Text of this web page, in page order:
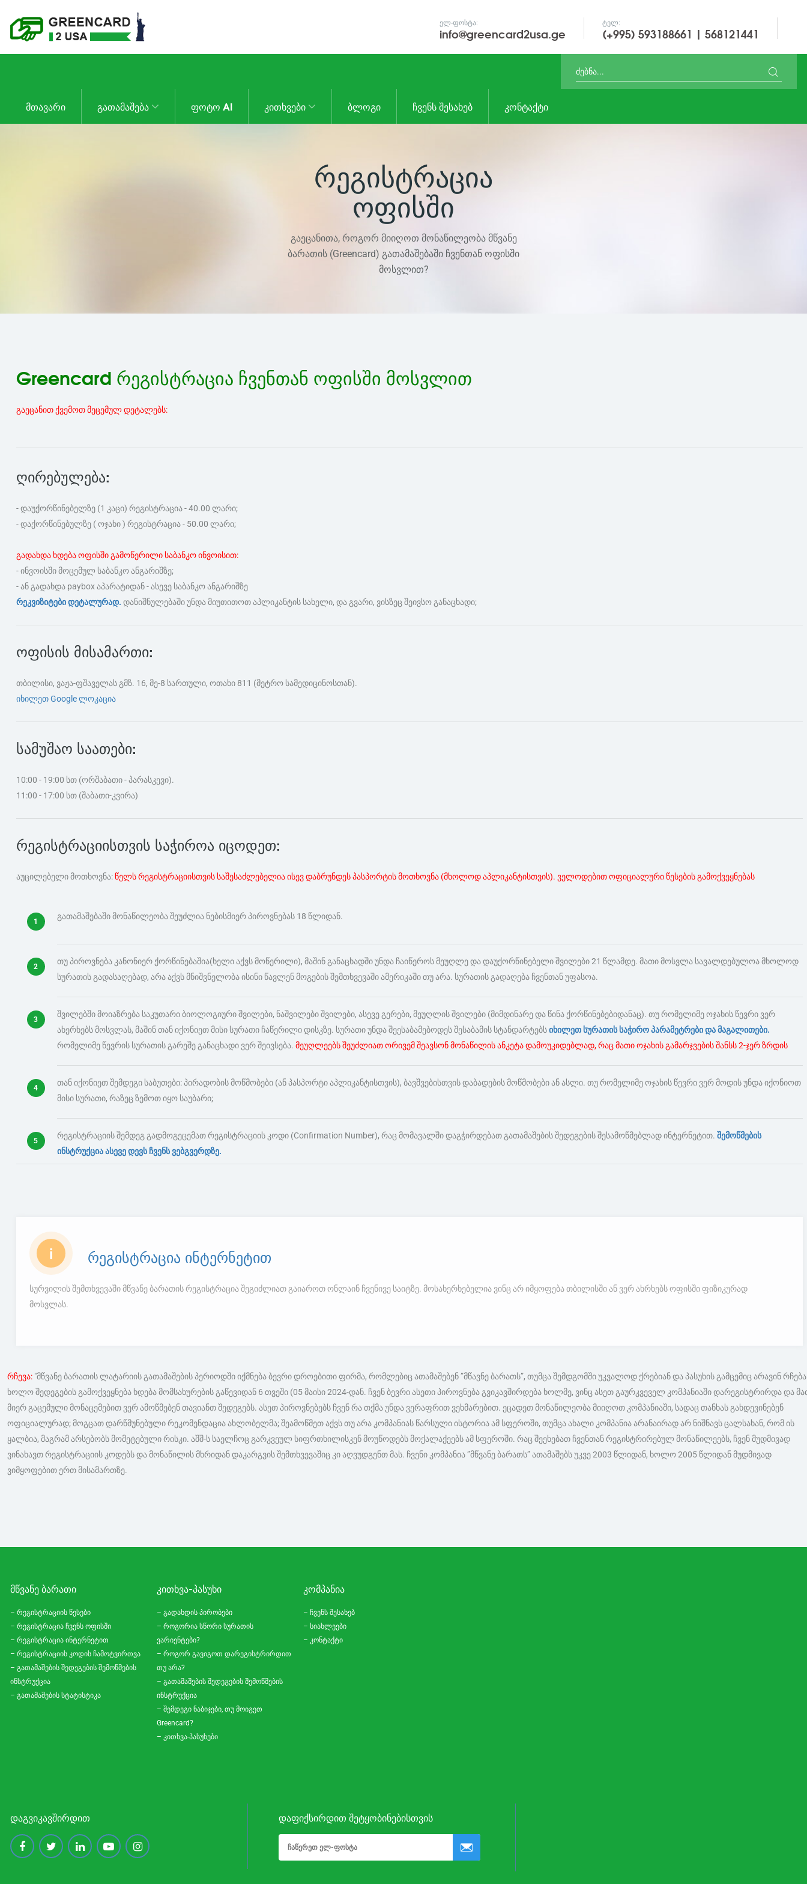
ᲔᲚ-ᲤᲝᲡᲢᲐ:
info@greencard2usa.ge
ᲢᲔᲚ:
(+995) 593188661 | 568121441
ᲛᲗᲐᲕᲐᲠᲘ ᲒᲐᲗᲐᲛᲐᲨᲔᲑᲐ ᲤᲝᲢᲝ AI ᲙᲘᲗᲮᲕᲔᲑᲘ ᲑᲚᲝᲒᲘ ᲩᲕᲔᲜᲡ ᲨᲔᲡᲐᲮᲔᲑ ᲙᲝᲜᲢᲐᲥᲢᲘ
ᲠᲔᲒᲘᲡᲢᲠᲐᲪᲘᲐ
ᲝᲤᲘᲡᲨᲘ
გაეცანითა, როგორ მიიღოთ მონაწილეობა მწვანე
ბარათის (Greencard) გათამაშებაში ჩვენთან ოფისში
მოსვლით?
Greencard რეგისტრაცია ჩვენთან ოფისში მოსვლით
გაეცანით ქვემოთ მეცემულ დეტალებს:
ღირებულება:
- დაუქორწინებელზე (1 კაცი) რეგისტრაცია - 40.00 ლარი;
- დაქორწინებულზე ( ოჯახი ) რეგისტრაცია - 50.00 ლარი;
გადახდა ხდება ოფისში გამოწერილი საბანკო ინვოისით:
- ინვოისში მოცემულ საბანკო ანგარიშზე;
- ან გადახდა paybox აპარატიდან - ასევე საბანკო ანგარიშზე
რეკვიზიტები დეტალურად. დანიშნულებაში უნდა მიუთითოთ აპლიკანტის სახელი, და გვარი, ვისზეც შეივსო განაცხადი;
ოფისის მისამართი:
თბილისი, ვაჟა-ფშაველას გმზ. 16, მე-8 სართული, ოთახი 811 (მეტრო სამედიცინოსთან).
იხილეთ Google ლოკაცია
სამუშაო საათები:
10:00 - 19:00 სთ (ორშაბათი - პარასკევი).
11:00 - 17:00 სთ (შაბათი-კვირა)
რეგისტრაციისთვის საჭიროა იცოდეთ:
აუცილებელი მოთხოვნა:წელს რეგისტრაციისთვის საშესაძლებელია ისევ დაბრუნდეს პასპორტის მოთხოვნა (მხოლოდ აპლიკანტისთვის). ველოდებით ოფიციალური წესების გამოქვეყნებას
გათამაშებაში მონაწილეობა შეუძლია ნებისმიერ პიროვნებას 18 წლიდან.
თუ პიროვნება კანონიერ ქორწინებაშია(ხელი აქვს მოწერილი), მაშინ განაცხადში უნდა ჩაიწეროს მეუღლე და დაუქორწინებელი შვილები 21 წლამდე. მათი მოსვლა სავალდებულოა მხოლოდ
სურათის გადასაღებად, არა აქვს მნიშვნელობა ისინი წავლენ მოგების შემთხვევაში ამერიკაში თუ არა. სურათის გადაღება ჩვენთან უფასოა.
შვილებში მოიაზრება საკუთარი ბიოლოგიური შვილები, ნაშვილები შვილები, ასევე გერები, მეუღლის შვილები (მიმდინარე და წინა ქორწინებებიდანაც). თუ რომელიმე ოჯახის წევრი ვერ
ახერხებს მოსვლას, მაშინ თან იქონიეთ მისი სურათი ჩაწერილი დისკზე. სურათი უნდა შეესაბამებოდეს შესაბამის სტანდარტებსიხილეთ სურათის საჭირო პარამეტრები და მაგალითები.
რომელიმე წევრის სურათის გარეშე განაცხადი ვერ შეივსება. მეუღლეებს შეუძლიათ ორივემ შეავსონ მონაწილის ანკეტა დამოუკიდებლად, რაც მათი ოჯახის გამარჯვების შანსს 2-ჯერ ზრდის
თან იქონიეთ შემდეგი საბუთები: პირადობის მოწმობები (ან პასპორტი აპლიკანტისთვის), ბავშვებისთვის დაბადების მოწმობები ან ასლი. თუ რომელიმე ოჯახის წევრი ვერ მოდის უნდა იქონიოთ
მისი სურათი, რაზეც ზემოთ იყო საუბარი;
რეგისტრაციის შემდეგ გადმოგეცემათ რეგისტრაციის კოდი (Confirmation Number), რაც მომავალში დაგჭირდებათ გათამაშების შედეგების შესამოწმებლად ინტერნეტით. შემოწმების
ინსტრუქცია ასევე დევს ჩვენს ვებგვერდზე.
i რეგისტრაცია ინტერნეტით
სურვილის შემთხვევაში მწვანე ბარათის რეგისტრაცია შეგიძლიათ გაიაროთ ონლაინ ჩვენივე საიტზე. მოსახერხებელია ვინც არ იმყოფება თბილისში ან ვერ ახრხებს ოფისში ფიზიკურად
მოსვლას.
რჩევა: "მწვანე ბარათის ლატარიის გათამაშების პერიოდში იქმნება ბევრი დროებითი ფირმა, რომლებიც ათამაშებენ ”მწავნე ბარათს”, თუმცა შემდგომში უკვალოდ ქრებიან და პასუხის გამცემიც არავინ
ხოლო შედეგების გამოქვეყნება ხდება მომსახურების გაწევიდან 6 თვეში (05 მაისი 2024-დან. ჩვენ ბევრი ასეთი პიროვნება გვიკავშირდება ხოლმე, ვინც ასეთ გაურკვეველ კომპანიაში დარეგისტრირდა და
მიერ გაცემული მონაცემებით ვერ ამოწმებენ თავიანთ შედეგებს. ასეთ პიროვნებებს ჩვენ რა თქმა უნდა ვერაფრით ვეხმარებით. ეცადეთ მონაწილეობა მიიღოთ კომპანიაში, სადაც თანხას გახდევინებენ
ოფიციალურად; მოგცათ დარწმუნებული რეკომენდაცია ახლობელმა; შეამოწმეთ აქვს თუ არა კომპანიას წარსული ისტორია ამ სფეროში, თუმცა ახალი კომპანია არანაირად არ ნიშნავს ცალსახან, რომ ის
ყალბია, მაგრამ არსებობს მომეტებული რისკი. აშშ-ს საელჩოც გარკვეულ სიფრთხილისკენ მოუწოდებს მოქალაქეებს ამ სფეროში. რაც შეეხებათ ჩვენთან რეგისტრირებულ მონაწილეებს, ჩვენ მუდმივად
ვინახავთ რეგისტრაციის კოდებს და მონაწილის მხრიდან დაკარგვის შემთხვევაშიც კი აღვუდგენთ მას. ჩვენი კომპანია ”მწვანე ბარათს” ათამაშებს უკვე 2003 წლიდან, ხოლო 2005 წლიდან მუდმივად
ვიმყოფებით ერთ მისამართზე.
ᲛᲬᲕᲐᲜᲔ ᲑᲐᲠᲐᲗᲘ
– რეგისტრაციის წესები
– რეგისტრაცია ჩვენს ოფისში
– რეგისტრაცია ინტერნეტით
– რეგისტრაციის კოდის ჩამოტვირთვა
– გათამაშების შედეგების შემოწმების
ინსტრუქცია
– გათამაშების სტატისტიკა
ᲙᲘᲗᲮᲕᲐ-ᲞᲐᲡᲣᲮᲘ
– გადახდის პირობები
– როგორია სწორი სურათის
ვარიენტები?
– როგორ გავიგოთ დარეგისტრირდით
თუ არა?
– გათამაშების შედეგების შემოწმების
ინსტრუქცია
– შემდეგი ნაბიჯები, თუ მოიგეთ
Greencard?
– კითხვა-პასუხები
ᲙᲝᲛᲞᲐᲜᲘᲐ
– ჩვენს შესახებ
– სიახლეები
– კონტაქტი
ᲓᲐᲒᲕᲘᲙᲐᲕᲨᲘᲠᲓᲘᲗ ᲓᲐᲤᲘᲥᲡᲘᲠᲓᲘᲗ ᲨᲔᲢᲧᲝᲑᲘᲜᲔᲑᲘᲡᲗᲕᲘᲡ